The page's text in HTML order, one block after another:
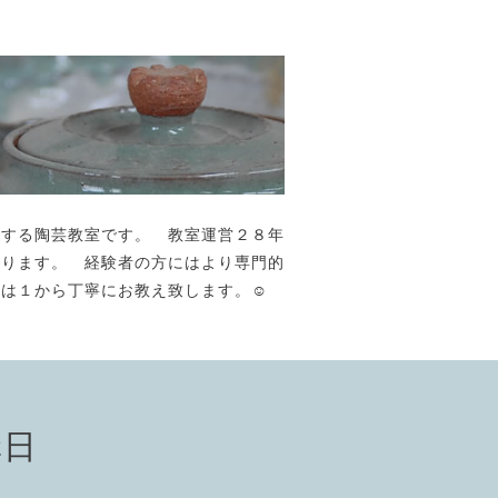
る陶芸教室です。 教室運営２８年
ます。 経験者の方にはより専門的
は１から丁寧にお教え致します。☺️